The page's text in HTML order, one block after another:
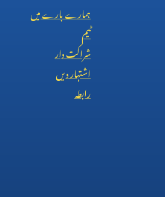
ہمارے بارے میں
ٹیم
شراکت دار
اشتہار دیں
رابطہ